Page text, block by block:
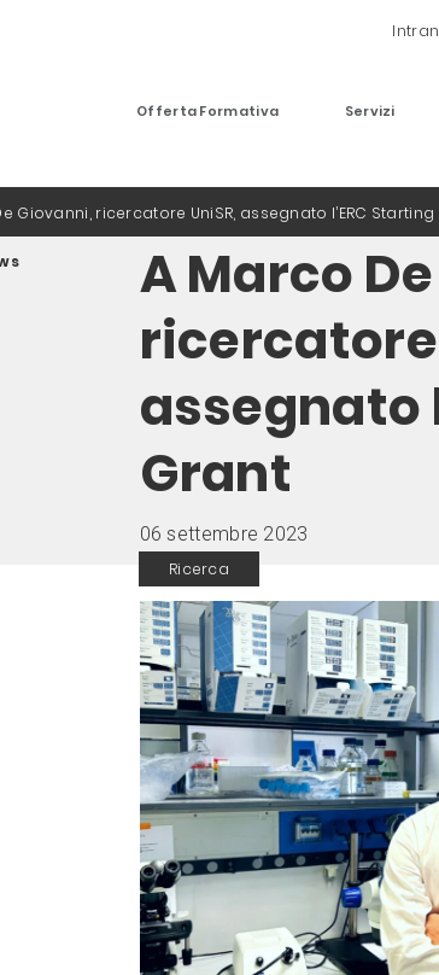
Offerta Formativa Servizi
Giovanni, ricercatore UniSR, assegnato l’ERC
A Marco
ricercatore
assegnato
Grant
06 settembre 2023
Ricerca